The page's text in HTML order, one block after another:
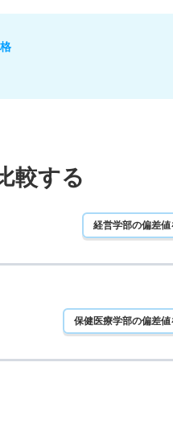
較する
経営学部の偏差値
保健医療学部の偏差値